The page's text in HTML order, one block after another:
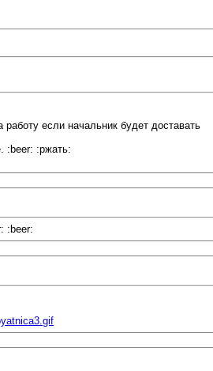
если начальник будет доставать
:beer: :ржать:
:beer: